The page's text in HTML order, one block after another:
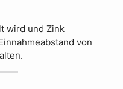
wird und Zink
von